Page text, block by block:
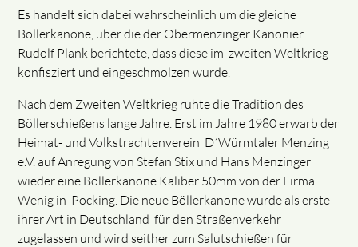
Es handelt sich dabei wahrscheinlich um die gleiche
Böllerkanone, über die der Obermenzinger Kanonier
Rudolf Plank berichtete, dass diese im zweiten Weltkrieg
konfisziert und eingeschmolzen wurde.
Nach dem Zweiten Weltkrieg ruhte die Tradition des
Böllerschießens lange Jahre. Erst im Jahre 1980 erwarb der
Heimat- und Volkstrachtenverein D´Würmtaler Menzing
e.V. auf Anregung von Stefan Stix und Hans Menzinger
wieder eine Böllerkanone Kaliber 50mm von der Firma
Wenig in Pocking. Die neue Böllerkanone wurde als erste
ihrer Art in Deutschland für den Straßenverkehr
zugelassen und wird seither zum Salutschießen für